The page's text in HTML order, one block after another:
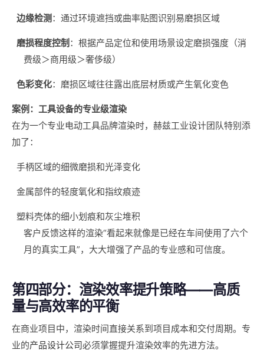
边缘检测 ：通过环境遮挡或曲率贴图识别易磨损区域
磨损程度控制 ：根据产品定位和使用场景设定磨损强度（消
费级＞商用级＞奢侈级）
色彩变化：磨损区域往往露出底层材质或产生氧化变色
案例：工具设备的专业级渲染
在为一个专业电动工具品牌渲染时，赫兹工业设计团队特别添
加了：
手柄区域的细微磨损和光泽变化
金属部件的轻度氧化和指纹痕迹
塑料壳体的细小划痕和灰尘堆积
客户反馈这样的渲染“看起来就像是已经在车间使用了六个
月的真实工具”，大大增强了产品的专业感和可信度。
第四部分：渲染效率提升策略——高质
量与高效率的平衡
在商业项目中，渲染时间直接关系到项目成本和交付周期。专
业的产品设计公司必须掌握提升渲染效率的先进方法。